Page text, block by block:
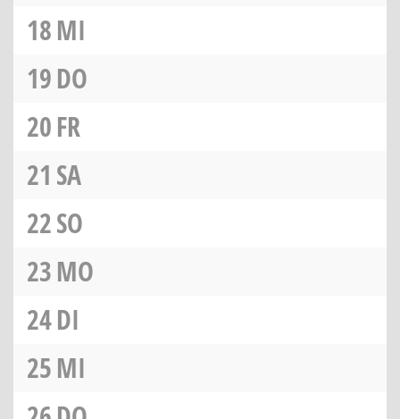
18MI
19DO
20FR
21 SA
22SO
23MO
24DI
25MI